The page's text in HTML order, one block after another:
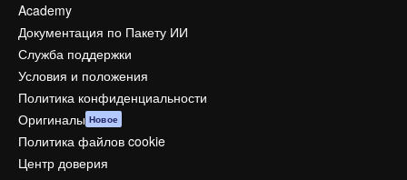
Academy
Документация по Пакету ИИ
Служба поддержки
Условия и положения
Политика конфиденциальности
Оригиналы Новое
Политика файлов cookie
Центр доверия